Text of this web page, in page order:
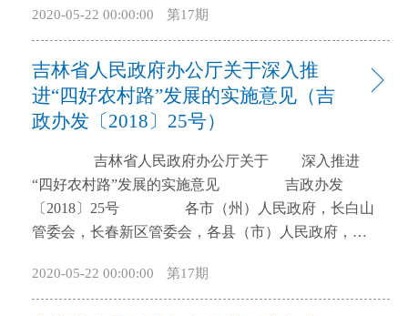
机构： 现将《吉林省特色高水平大学、特色高水
平学科专业建设项目实施方案》印发给你们，请认真
遵照执行。 吉林省人民政府 2018年8月11日
吉林省特色高水平大学、特色高水平 学
科专业建设项目实施方案 为深入贯彻党的十
育内涵式发展的战略要求，切实落实省政府提出的加
快特色高水平大学、特色高水平学科专业（以下简称
“双特色”）建设工作部署，加快建设高等教育强省，
特制定本方案。 一、指导思想 以习近平新时
五”发展战略部署，全面贯彻党的教育方针，坚持社会
主义办学方向，落实立德树人根本任务，以人才培养
2020-05-22 00:00:00 第17期
吉林省人民政府办公厅关于深入推
进“四好农村路”发展的实施意见（吉
政办发〔2018〕25号）
“四好农村路”发展的实施意见 吉政办发
〔2018〕25号 各市（州）人民政府，长白山
管委会，长春新区管委会，各县（市）人民政府，省
近平总书记“既要把农村公路建好，更要管好、护好、
运营好”的重要指示精神，全面推进“四好农村路”向更
2020-05-22 00:00:00 第17期